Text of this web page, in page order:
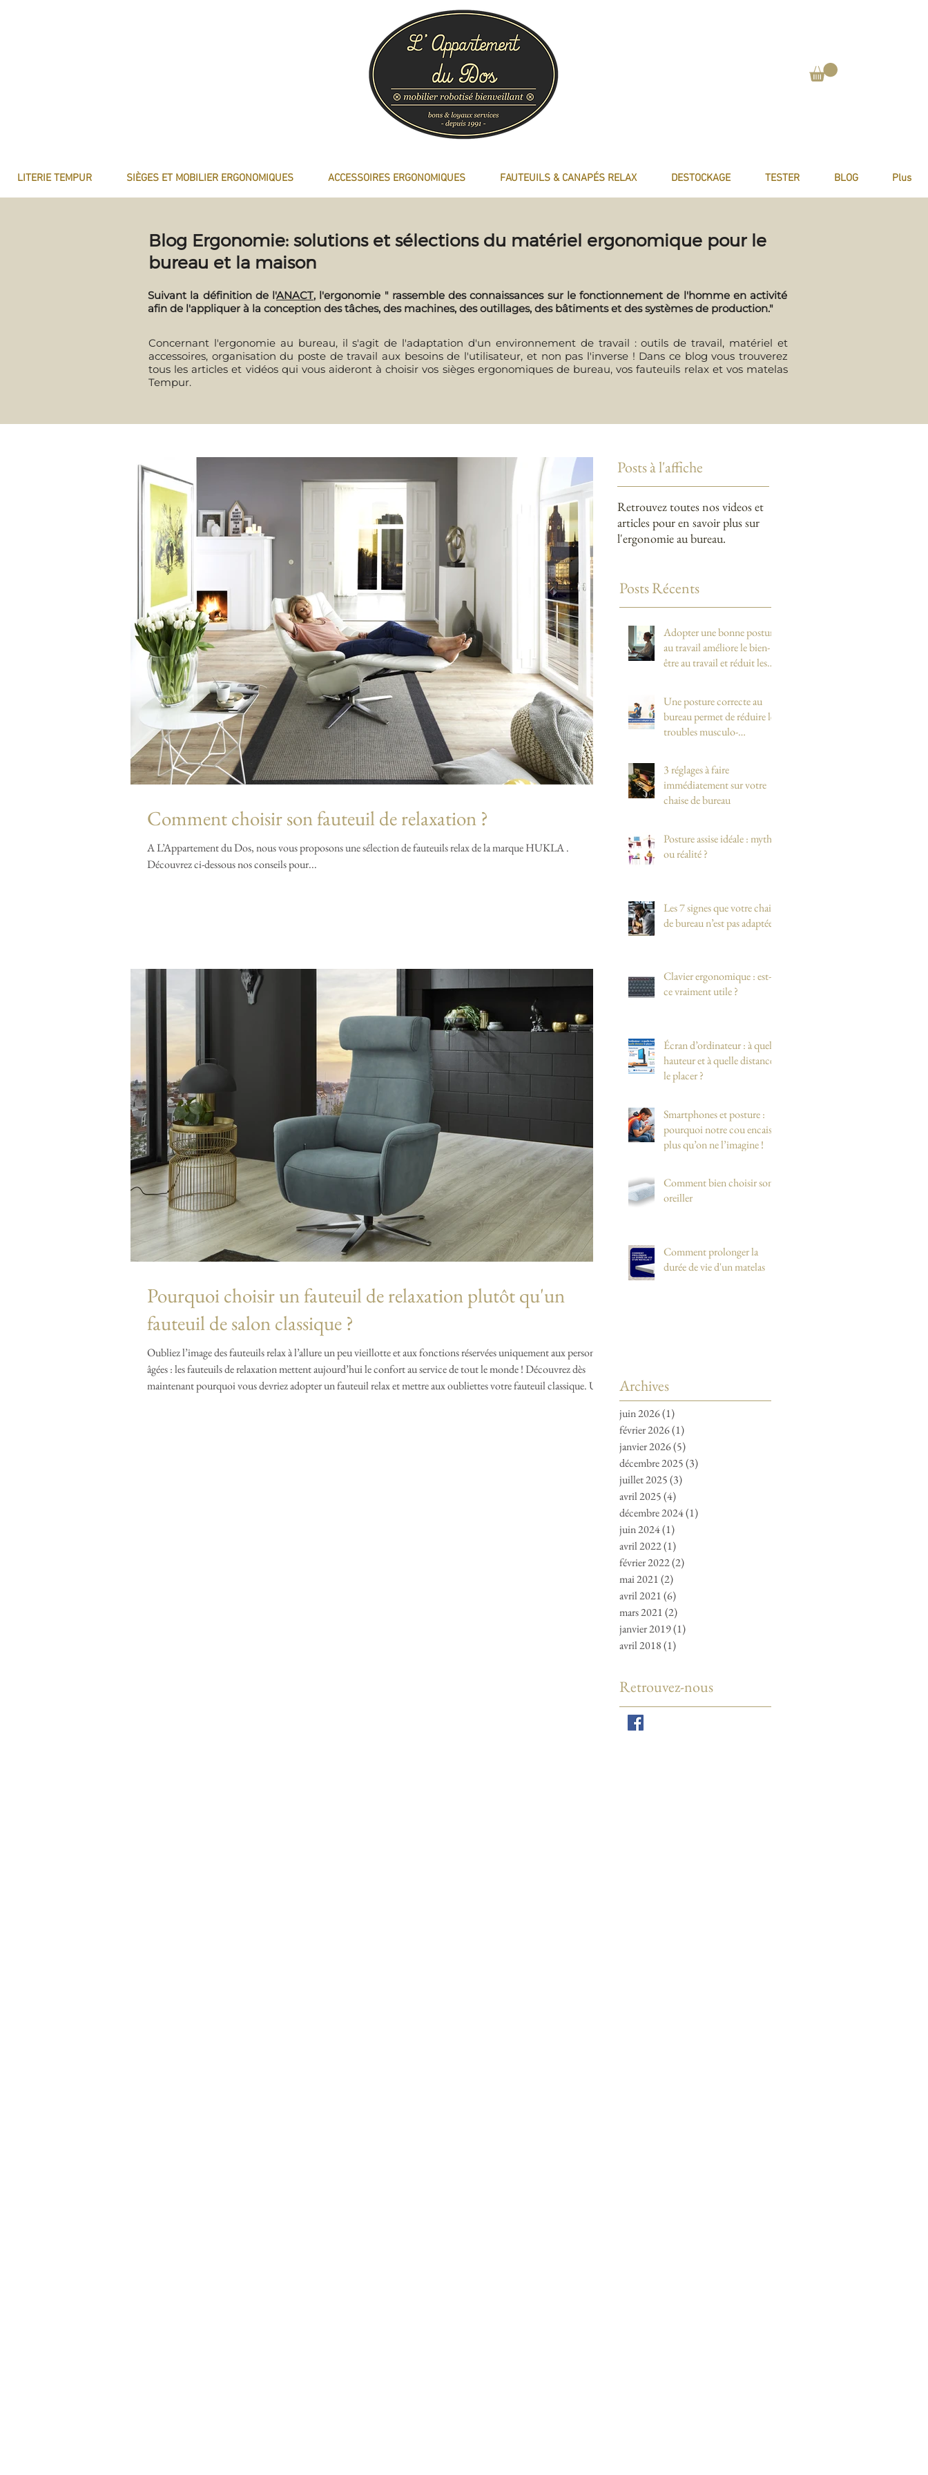
LITERIE TEMPUR SIÈGES ET MOBILIER ERGONOMIQUES ACCESSOIRES ERGONOMIQUES FAUTEUILS & CANAPÉS RELAX DESTOCKAGE TESTER BLOG Plus
Blog Ergonomie: solutions et sélections du matériel ergonomique pour le
bureau et la maison
Suivant la définition de l'ANACT, l'ergonomie " rassemble des connaissances sur le fonctionnement de l'homme en activité
afin de l'appliquer à la conception des tâches, des machines, des outillages, des bâtiments et des systèmes de production."
Concernant l'ergonomie au bureau, il s'agit de l'adaptation d'un environnement de travail : outils de travail, matériel et
accessoires, organisation du poste de travail aux besoins de l'utilisateur, et non pas l'inverse ! Dans ce blog vous trouverez
tous les articles et vidéos qui vous aideront à choisir vos sièges ergonomiques de bureau, vos fauteuils relax et vos matelas
Tempur.
Comment choisir son fauteuil de relaxation ?
A L’Appartement du Dos, nous vous proposons une sélection de fauteuils relax de la marque HUKLA .
Découvrez ci-dessous nos conseils pour...
Pourquoi choisir un fauteuil de relaxation plutôt qu'un
fauteuil de salon classique ?
Oubliez l’image des fauteuils relax à l’allure un peu vieillotte et aux fonctions réservées uniquement aux personnes
âgées : les fauteuils de relaxation mettent aujourd’hui le confort au service de tout le monde ! Découvrez dès
maintenant pourquoi vous devriez adopter un fauteuil relax et mettre aux oubliettes votre fauteuil classique. Un
Posts à l'affiche
Retrouvez toutes nos videos et
articles pour en savoir plus sur
l'ergonomie au bureau.
Posts Récents
Adopter une bonne posture
au travail améliore le bien-
être au travail et réduit les
Une posture correcte au
bureau permet de réduire les
troubles musculo-
3 réglages à faire
immédiatement sur votre
chaise de bureau
Posture assise idéale : mythe
ou réalité ?
Les 7 signes que votre chaise
de bureau n’est pas adaptée
Clavier ergonomique : est-
ce vraiment utile ?
Écran d’ordinateur : à quelle
hauteur et à quelle distance
le placer ?
Smartphones et posture :
pourquoi notre cou encaisse
plus qu’on ne l’imagine !
Comment bien choisir son
oreiller
Comment prolonger la
durée de vie d'un matelas
Archives
juin 2026(1)
février 2026(1)
janvier 2026(5)
décembre 2025(3)
juillet 2025(3)
avril 2025(4)
décembre 2024(1)
juin 2024(1)
avril 2022(1)
février 2022(2)
mai 2021(2)
avril 2021(6)
mars 2021(2)
janvier 2019(1)
avril 2018(1)
Retrouvez-nous